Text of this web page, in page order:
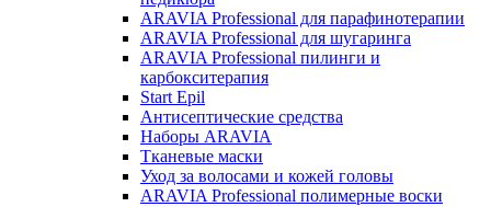
ARAVIA Professional для парафинотерапии
ARAVIA Professional для шугаринга
ARAVIA Professional пилинги и
карбокситерапия
Start Epil
Антисептические средства
Наборы ARAVIA
Тканевые маски
Уход за волосами и кожей головы
ARAVIA Professional полимерные воски